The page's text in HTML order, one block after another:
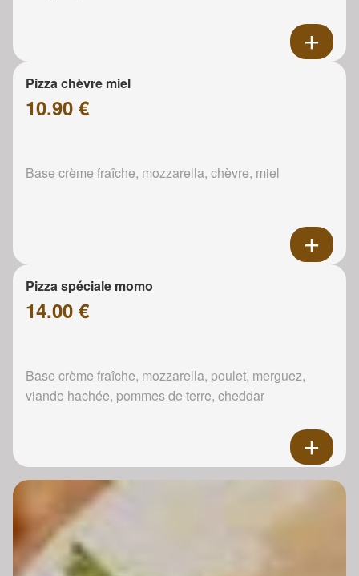
Pizza chèvre miel
10.90 €
Base crème fraîche, mozzarella, chèvre, miel
Pizza spéciale momo
14.00 €
Base crème fraîche, mozzarella, poulet, merguez,
viande hachée, pommes de terre, cheddar